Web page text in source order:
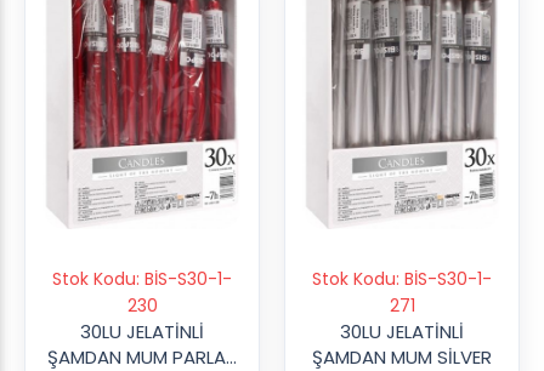
Stok Kodu: BİS-S30-1-
230
30LU JELATİNLİ
ŞAMDAN MUM PARLAK
Stok Kodu: BİS-S30-1-
271
30LU JELATİNLİ
ŞAMDAN MUM SİLVER